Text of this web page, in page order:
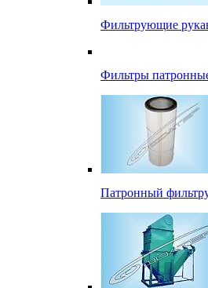
Фильтрующие
Фильтры
Патронный